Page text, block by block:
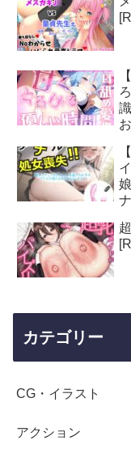
ナ
カテゴリー
CG・イラスト
アクション